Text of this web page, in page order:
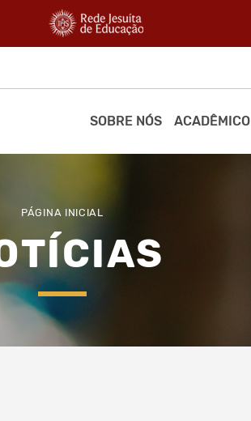
SOBRE NÓS ACADÊMICO
PÁGINA INICIAL